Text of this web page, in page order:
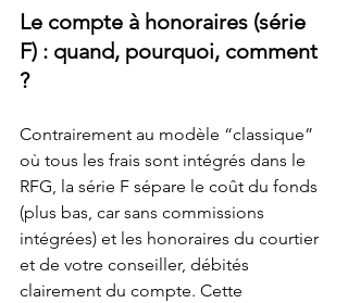
Le compte à honoraires (série
F) : quand, pourquoi, comment
?
Contrairement au modèle “classique”
où tous les frais sont intégrés dans le
RFG, la série F sépare le coût du fonds
(plus bas, car sans commissions
intégrées) et les honoraires du courtier
et de votre conseiller, débités
clairement du compte. Cette